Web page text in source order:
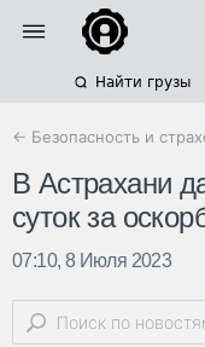
Найти грузы
← Безопасность и
В Астрахани
суток за
07:10, 8 Июля 2023